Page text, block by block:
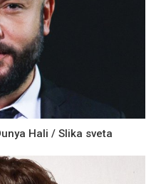
Hali / Slika sveta